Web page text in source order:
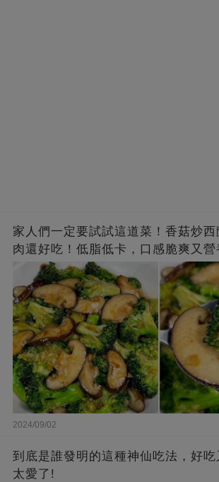
家人們一定要試試這道菜！香菇炒
肉還好吃！低脂低卡，口感脆爽又營
2024/09/02
到底是誰發明的這種神仙吃法，好
太愛了!